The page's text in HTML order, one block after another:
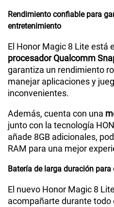
VoWiFi
Compatibilidad con eSIM
Rendimiento confiable para
entretenimiento
El Honor Magic 8 Lite está
procesador Qualcomm
garantiza un rendimiento
manejar aplicaciones y
inconvenientes.
Además, cuenta con una
junto con la tecnología
añade 8GB adicionales,
RAM para una mejor
Batería de larga duración
El nuevo Honor Magic 8
acompañarte durante todo